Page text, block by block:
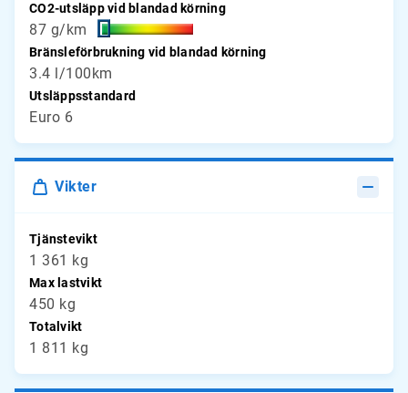
CO2-utsläpp vid blandad körning
87 g/km
Bränsleförbrukning vid blandad körning
3.4 l/100km
Utsläppsstandard
Euro 6
Vikter
Tjänstevikt
1 361 kg
Max lastvikt
450 kg
Totalvikt
1 811 kg